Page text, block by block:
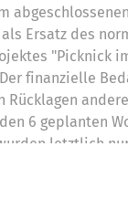
Ersatz des
"Picknick
finanzielle
Rücklagen
6 geplanten
letztlich